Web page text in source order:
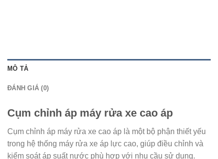
MÔ TẢ
ĐÁNH GIÁ (0)
Cụm chỉnh áp máy rửa xe cao áp
Cụm chỉnh áp máy rửa xe cao áp là một bộ phận thiết yếu
trong hệ thống máy rửa xe áp lực cao, giúp điều chỉnh và
kiểm soát áp suất nước phù hợp với nhu cầu sử dụng.